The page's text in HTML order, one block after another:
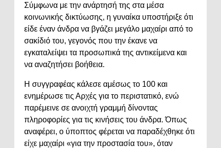
Σύμφωνα με την ανάρτησή της στα μέσα
κοινωνικής δικτύωσης, η γυναίκα υποστήριξε ότι
είδε έναν άνδρα να βγάζει μεγάλο μαχαίρι από το
σακίδιό του, γεγονός που την έκανε να
εγκαταλείψει τα προσωπικά της αντικείμενα και
να αναζητήσει βοήθεια.
Η συγγραφέας κάλεσε αμέσως το 100 και
ενημέρωσε τις Αρχές για το περιστατικό, ενώ
παρέμεινε σε ανοιχτή γραμμή δίνοντας
πληροφορίες για τις κινήσεις του άνδρα. Όπως
αναφέρει, ο ύποπτος φέρεται να παραδέχθηκε ότι
είχε μαχαίρι «για την προστασία του», όταν